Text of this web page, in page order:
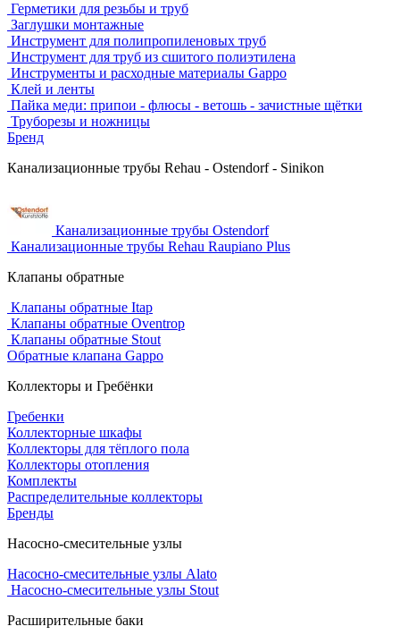
Герметики для резьбы и труб
Заглушки монтажные
Инструмент для полипропиленовых труб
Инструмент для труб из сшитого полиэтилена
Инструменты и расходные материалы Gappo
Клей и ленты
Пайка меди: припои - флюсы - ветошь - зачистные щётки
Труборезы и ножницы
Бренд
Канализационные трубы Rehau - Ostendorf - Sinikon
Канализационные трубы Ostendorf
Канализационные трубы Rehau Raupiano Plus
Клапаны обратные
Клапаны обратные Itap
Клапаны обратные Oventrop
Клапаны обратные Stout
Обратные клапана Gappo
Коллекторы и Гребёнки
Гребенки
Коллекторные шкафы
Коллекторы для тёплого пола
Коллекторы отопления
Комплекты
Распределительные коллекторы
Бренды
Насосно-смесительные узлы
Насосно-смесительные узлы Alato
Насосно-смесительные узлы Stout
Расширительные баки